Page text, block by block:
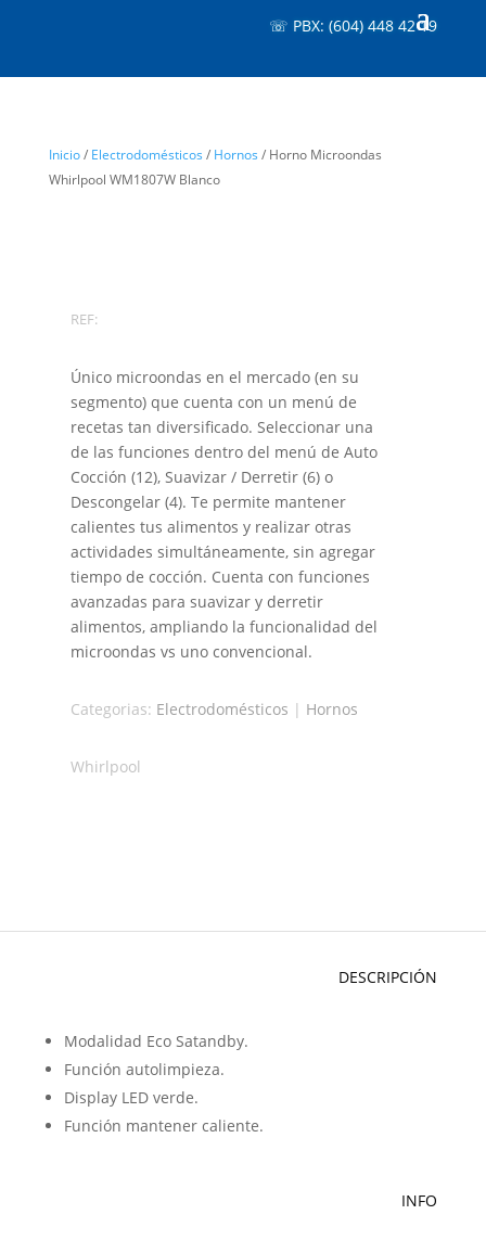
☏ PBX: (604) 448 42 19
Inicio/ Electrodomésticos / Hornos / Horno Microondas
Whirlpool WM1807W Blanco
REF:
Único microondas en el mercado (en su
segmento) que cuenta con un menú de
recetas tan diversificado. Seleccionar una
de las funciones dentro del menú de Auto
Cocción (12), Suavizar / Derretir (6) o
Descongelar (4). Te permite mantener
calientes tus alimentos y realizar otras
actividades simultáneamente, sin agregar
tiempo de cocción. Cuenta con funciones
avanzadas para suavizar y derretir
alimentos, ampliando la funcionalidad del
microondas vs uno convencional.
Categorias: Electrodomésticos | Hornos
Whirlpool
DESCRIPCIÓN
Modalidad Eco Satandby.
Función autolimpieza.
Display LED verde.
Función mantener caliente.
INFO